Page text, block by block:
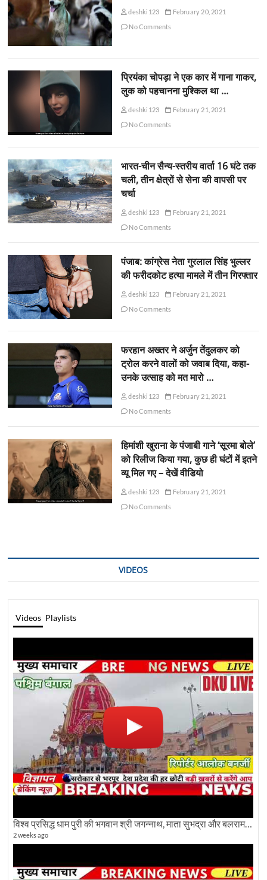
deshki123
February 20, 2021
No Comments
प्रियंका चोपड़ा ने एक कार में गाना गाकर,
लुक को पहचानना मुश्किल था …
deshki123
February 21, 2021
No Comments
भारत-चीन सैन्य-स्तरीय वार्ता 16 घंटे तक
चली, तीन क्षेत्रों से सेना की वापसी पर
चर्चा
deshki123
February 21, 2021
No Comments
पंजाब: कांग्रेस नेता गुरलाल सिंह भुल्लर
की फरीदकोट हत्या मामले में तीन गिरफ्तार
deshki123
February 21, 2021
No Comments
फरहान अख्तर ने अर्जुन तेंदुलकर को
ट्रोल करने वालों को जवाब दिया, कहा-
उनके उत्साह को मत मारो …
deshki123
February 21, 2021
No Comments
हिमांशी खुराना के पंजाबी गाने ‘सूरमा बोले’
को रिलीज किया गया, कुछ ही घंटों में इतने
व्यू मिल गए – देखें वीडियो
deshki123
February 21, 2021
No Comments
VIDEOS
Videos Playlists
विश्व प्रसिद्ध धाम पुरी की भगवान श्री जगन्नाथ, माता सुभद्रा और बलराम जी की भव्य शोभा यात्रा देखिए
2 weeks ago